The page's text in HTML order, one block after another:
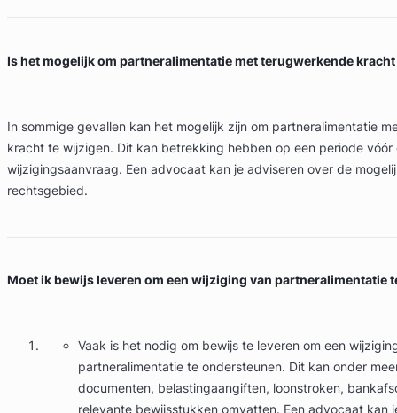
Is het mogelijk om partneralimentatie met terugwerkende
In sommige gevallen kan het mogelijk zijn om partneralimentatie
kracht te wijzigen. Dit kan betrekking hebben op een periode
wijzigingsaanvraag. Een advocaat kan je adviseren over de
rechtsgebied.
Moet ik bewijs leveren om een wijziging van partneralimentatie
Vaak is het nodig om bewijs te leveren om een
partneralimentatie te ondersteunen. Dit kan onder
documenten, belastingaangiften, loonstroken,
relevante bewijsstukken omvatten. Een advocaat kan